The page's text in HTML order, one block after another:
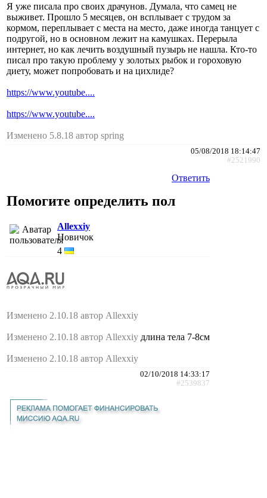
Я уже писала про своих драчунов. Думала, что самец не
выживет. Прошло 5 месяцев, он всплывает с трудом за
кормом, переплывает с места на место, даже иногда танцует с
подругой, но в основном лежит на камушках. Перерыла
интернет, но как лечить воздушный пузырь не нашла. Кто-то
писал про такую проблему у золотых рыбок и гороховую
диету, может попробовать и на цихлиде?
https://www.youtube....
https://www.youtube....
Изменено 5.8.18 автор spring
05/08/2018 18:14:47
#2521990
Ответить
Помогите определить пол
Allexxiy
Новичок
4
Изменено 2.10.18 автор Allexxiy
Изменено 2.10.18 автор Allexxiy длина тела 7-8см
Изменено 2.10.18 автор Allexxiy
02/10/2018 14:33:17
#2539837